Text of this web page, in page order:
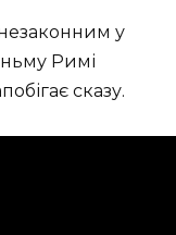
незаконним у
Римі
сказу.